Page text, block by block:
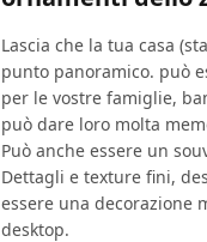
Lascia che la tua casa
punto panoramico. può
per le vostre famiglie,
può dare loro molta
Può anche essere un
Dettagli e texture fini,
essere una decorazione
desktop.